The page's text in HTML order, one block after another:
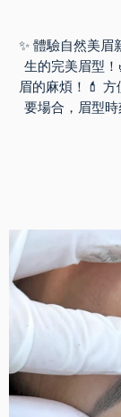
✨ 體驗自然美眉
生的完美眉型
眉的麻煩！💄 方
要場合，眉型